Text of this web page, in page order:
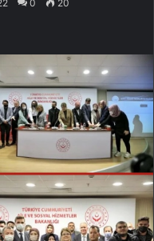
0 20